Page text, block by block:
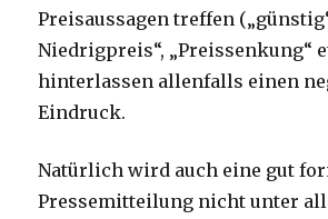
Preisaussagen treffen
Niedrigpreis“, „Preissenkung“
hinterlassen allenfalls einen
Eindruck.
Natürlich wird auch eine gut
Pressemitteilung nicht unter